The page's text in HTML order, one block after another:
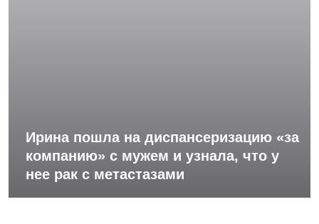
Ирина пошла на диспансеризацию «за
компанию» с мужем и узнала, что у
нее рак с метастазами